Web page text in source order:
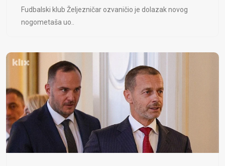
Fudbalski klub Željezničar ozvaničio je dolazak novog
nogometaša uo..